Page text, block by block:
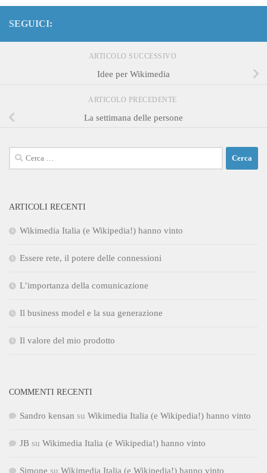
SEGUICI:
ARTICOLO SUCCESSIVO
Idee per Wikimedia
ARTICOLO PRECEDENTE
La settimana delle persone
Ricerca
per:
ARTICOLI RECENTI
Wikimedia Italia (e Wikipedia!) hanno vinto
Essere rete, il potere delle connessioni
L’importanza della comunicazione
Il business model e la sua generazione
Il valore del mio prodotto
COMMENTI RECENTI
Sandro kensan su Wikimedia Italia (e Wikipedia!) hanno vinto
JB su Wikimedia Italia (e Wikipedia!) hanno vinto
Simone su Wikimedia Italia (e Wikipedia!) hanno vinto